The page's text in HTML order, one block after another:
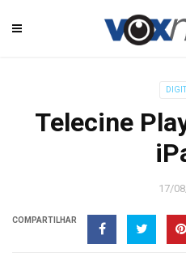
Telecine
17/
COMPARTILHAR